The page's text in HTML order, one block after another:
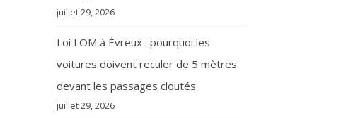
juillet 29, 2026
Loi LOM à Évreux : pourquoi les
voitures doivent reculer de 5 mètres
devant les passages cloutés
juillet 29, 2026